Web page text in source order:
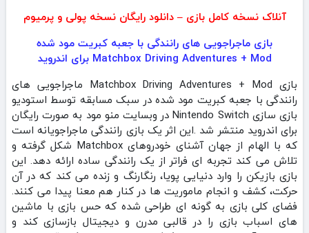
آنلاک نسخه کامل بازی – دانلود رایگان نسخه پولی و پرمیوم
بازی ماجراجویی های رانندگی با جعبه کبریت مود شده
Matchbox Driving Adventures + Mod برای اندروید
بازی Matchbox Driving Adventures + Mod ماجراجویی های
رانندگی با جعبه کبریت مود شده در سبک مسابقه توسط استودیو
بازی سازی Nintendo Switch در وبسایت منو مود به صورت رایگان
برای اندروید منتشر شد .این اثر یک بازی رانندگی ماجراجویانه است
که با الهام از جهان آشنای خودروهای Matchbox شکل گرفته و
تلاش می‌ کند تجربه‌ ای فراتر از یک رانندگی ساده ارائه دهد. این
بازی بازیکن را وارد دنیایی پویا، رنگارنگ و زنده می‌ کند که در آن
حرکت، کشف و انجام ماموریت‌ ها در کنار هم معنا پیدا می‌ کنند.
فضای کلی بازی به‌ گونه‌ ای طراحی شده که حس بازی با ماشین‌
های اسباب‌ بازی را در قالبی مدرن و دیجیتال بازسازی کند و